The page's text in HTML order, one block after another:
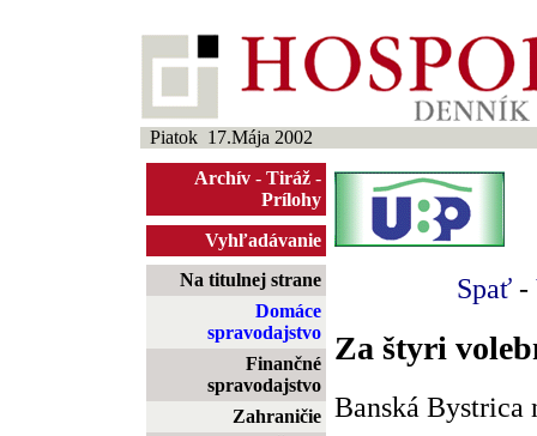
Piatok 17.Mája 2002
Archív - Tiráž -
Prílohy
Vyhľadávanie
Na titulnej strane
Domáce
spravodajstvo
Finančné
spravodajstvo
Zahraničie
Spať -
Za štyri
Banská Bystrica